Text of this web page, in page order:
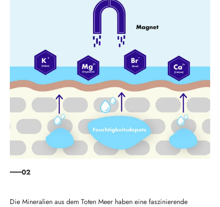
02
Die Mineralien aus dem Toten Meer haben eine faszinierende